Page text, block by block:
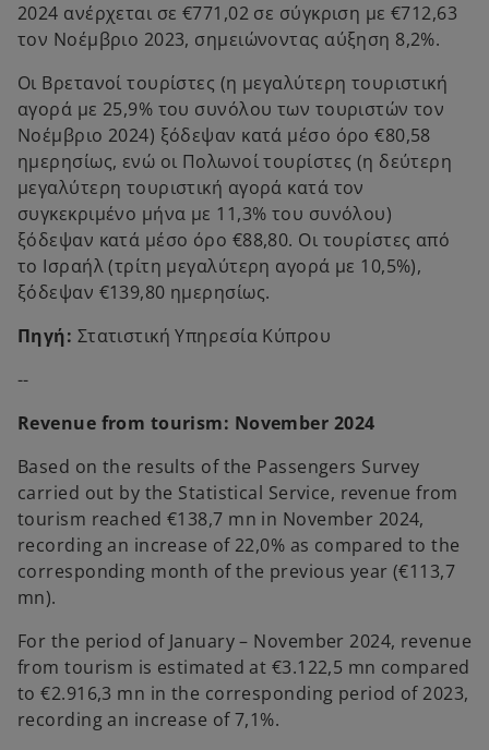
2024 ανέρχεται σε €771,02 σε σύγκριση με €712,63
τον Νοέμβριο 2023, σημειώνοντας αύξηση 8,2%.
Οι Βρετανοί τουρίστες (η μεγαλύτερη τουριστική
αγορά με 25,9% του συνόλου των τουριστών τον
Νοέμβριο 2024) ξόδεψαν κατά μέσο όρο €80,58
ημερησίως, ενώ οι Πολωνοί τουρίστες (η δεύτερη
μεγαλύτερη τουριστική αγορά κατά τον
συγκεκριμένο μήνα με 11,3% του συνόλου)
ξόδεψαν κατά μέσο όρο €88,80. Οι τουρίστες από
το Ισραήλ (τρίτη μεγαλύτερη αγορά με 10,5%),
ξόδεψαν €139,80 ημερησίως.
Πηγή: Στατιστική Υπηρεσία Κύπρου
--
Revenue from tourism: November 2024
Based on the results of the Passengers Survey
carried out by the Statistical Service, revenue from
tourism reached €138,7 mn in November 2024,
recording an increase of 22,0% as compared to the
corresponding month of the previous year (€113,7
mn).
For the period of January – November 2024, revenue
from tourism is estimated at €3.122,5 mn compared
to €2.916,3 mn in the corresponding period of 2023,
recording an increase of 7,1%.